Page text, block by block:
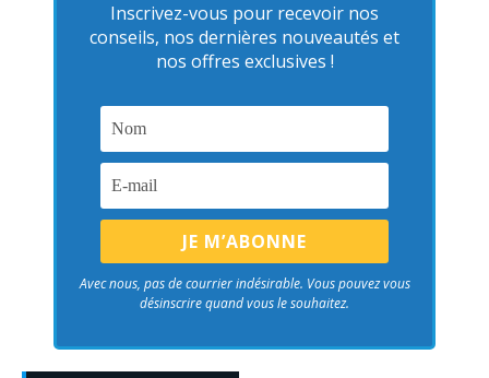
Inscrivez-vous pour recevoir nos
conseils, nos dernières nouveautés et
nos offres exclusives !
Avec nous, pas de courrier indésirable. Vous pouvez vous
désinscrire quand vous le souhaitez.